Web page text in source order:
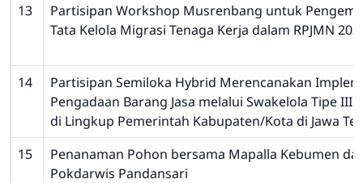
13
Partisipan Workshop Musrenbang untuk
Tata Kelola Migrasi Tenaga Kerja dalam RPJMN
14
Partisipan Semiloka Hybrid Merencanakan
Pengadaan Barang Jasa melalui Swakelola Tipe III
di Lingkup Pemerintah Kabupaten/Kota di Jawa
15
Penanaman Pohon bersama Mapalla Kebumen
Pokdarwis Pandansari